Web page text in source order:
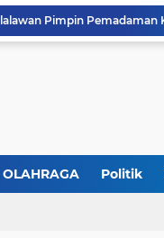
OLAHRAGA Politik